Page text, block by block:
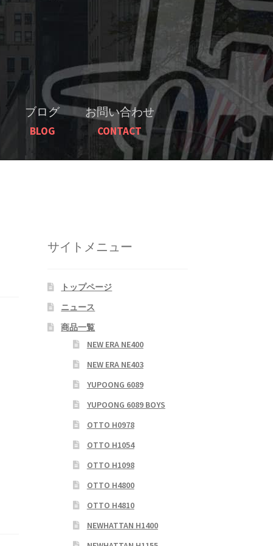
ブログ
BLOG
お問い合わせ
CONTACT
サイトメニュー
トップページ
ニュース
商品一覧
NEW ERA NE400
NEW ERA NE403
YUPOONG 6089
YUPOONG 6089 BOYS
OTTO H0978
OTTO H1054
OTTO H1098
OTTO H4800
OTTO H4810
NEWHATTAN H1400